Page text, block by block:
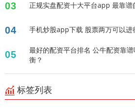
03 正规实盘配资十大平台app 最靠谱
04 手机炒股app下载 股票两万可以进
05
最好的配资平台排名 公牛配资靠
衡？
标签列表